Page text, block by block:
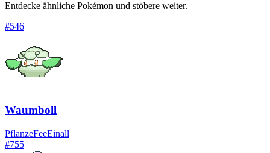
Entdecke ähnliche Pokémon und stöbere weiter.
#546
Waumboll
PflanzeFeeEinall
#755